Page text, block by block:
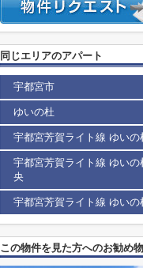
同じエリアのアパート
宇都宮市
ゆいの杜
宇都宮芳賀ライト線 ゆいの
宇都宮芳賀ライト線 ゆいの
央
宇都宮芳賀ライト線 ゆいの
この物件を見た方へのお勧め